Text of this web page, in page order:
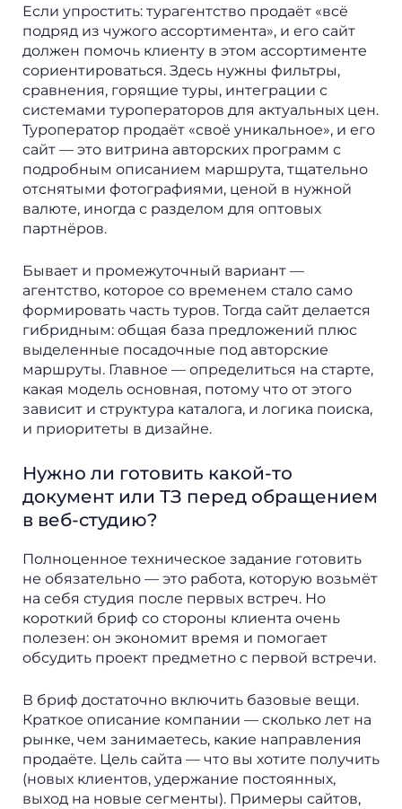
Если упростить: турагентство продаёт «всё
подряд из чужого ассортимента», и его сайт
должен помочь клиенту в этом ассортименте
сориентироваться. Здесь нужны фильтры,
сравнения, горящие туры, интеграции с
системами туроператоров для актуальных цен.
Туроператор продаёт «своё уникальное», и его
сайт — это витрина авторских программ с
подробным описанием маршрута, тщательно
отснятыми фотографиями, ценой в нужной
валюте, иногда с разделом для оптовых
партнёров.
Бывает и промежуточный вариант —
агентство, которое со временем стало само
формировать часть туров. Тогда сайт делается
гибридным: общая база предложений плюс
выделенные посадочные под авторские
маршруты. Главное — определиться на старте,
какая модель основная, потому что от этого
зависит и структура каталога, и логика поиска,
и приоритеты в дизайне.
Нужно ли готовить какой-то
документ или ТЗ перед обращением
в веб-студию?
Полноценное техническое задание готовить
не обязательно — это работа, которую возьмёт
на себя студия после первых встреч. Но
короткий бриф со стороны клиента очень
полезен: он экономит время и помогает
обсудить проект предметно с первой встречи.
В бриф достаточно включить базовые вещи.
Краткое описание компании — сколько лет на
рынке, чем занимаетесь, какие направления
продаёте. Цель сайта — что вы хотите получить
(новых клиентов, удержание постоянных,
выход на новые сегменты). Примеры сайтов,